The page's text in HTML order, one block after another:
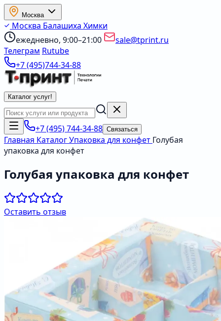
Москва
Москва Балашиха Химки
ежедневно, 9:00–21:00
sale@tprint.ru
Телеграм Rutube
+7 (495)744-34-88
Каталог услуг!
+7 (495) 744-34-88 Связаться
Главная КаталогУпаковка для конфет Голубая
упаковка для конфет
Голубая упаковка для конфет
Оставить отзыв